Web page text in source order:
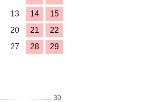
13 14
15
20 21
22
27 28
29
30